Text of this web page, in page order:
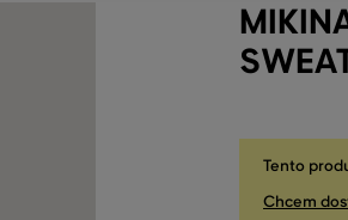
Tento
Chcem